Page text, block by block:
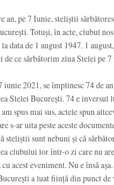
an, pe 7 Iunie, steliștii
Totuși, în acte, clubul
data de 1 august 1947. 1
de ce sărbătorim ziua Stelei pe
iunie 2021, se împlinesc 74 de
Stelei București. 74 e inversul
am spus mai sus, actele spun
s-ar uita peste aceste
steliștii sunt nebuni și că
clubului lor într-o zi care nu
acest eveniment. Nu e însă
a luat ființă din punct de